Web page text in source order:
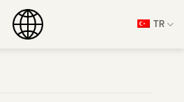
TR